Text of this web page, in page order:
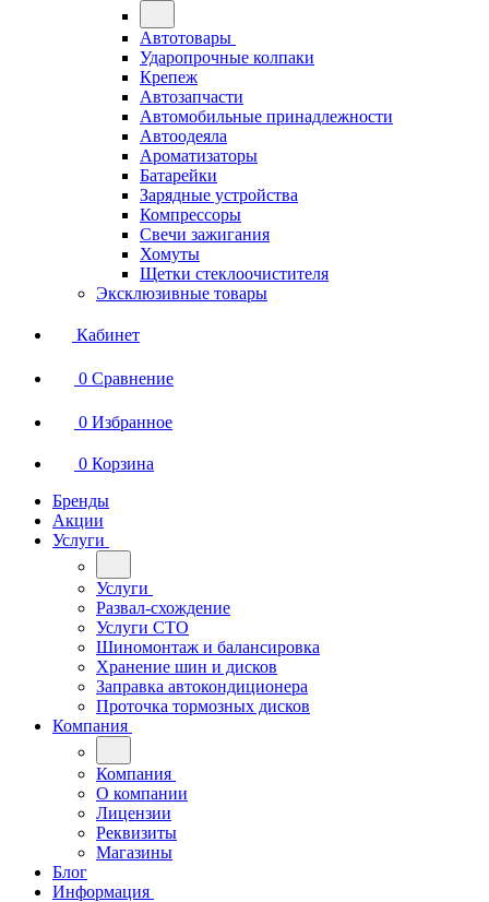
Автотовары
Ударопрочные колпаки
Крепеж
Автозапчасти
Автомобильные принадлежности
Автоодеяла
Ароматизаторы
Батарейки
Зарядные устройства
Компрессоры
Свечи зажигания
Хомуты
Щетки стеклоочистителя
Эксклюзивные товары
Кабинет
0 Сравнение
0 Избранное
0 Корзина
Бренды
Акции
Услуги
Услуги
Развал-схождение
Услуги СТО
Шиномонтаж и балансировка
Хранение шин и дисков
Заправка автокондиционера
Проточка тормозных дисков
Компания
Компания
О компании
Лицензии
Реквизиты
Магазины
Блог
Информация